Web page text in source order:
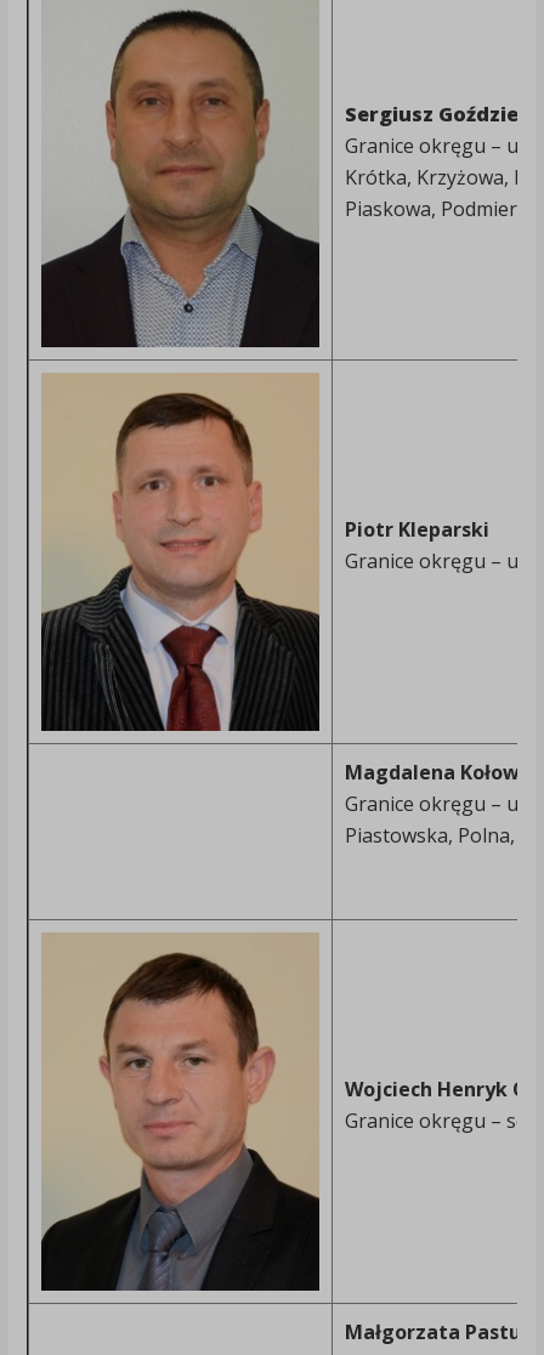
Sergiusz
Granice okręgu –
Krótka, Krzyżowa,
Piaskowa,
Piotr Kleparski
Granice okręgu –
Magdalena
Granice okręgu –
Piastowska, Polna,
Wojciech Henryk
Granice okręgu –
Małgorzata